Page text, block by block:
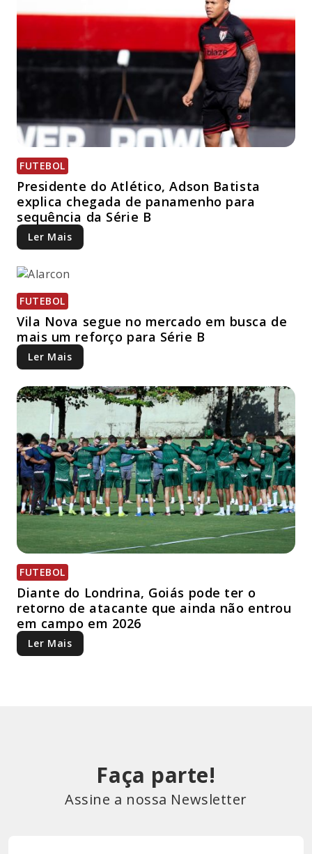
FUTEBOL
Presidente do Atlético, Adson Batista
explica chegada de panamenho para
sequência da Série B
Ler Mais
FUTEBOL
Vila Nova segue no mercado em busca de
mais um reforço para Série B
Ler Mais
FUTEBOL
Diante do Londrina, Goiás pode ter o
retorno de atacante que ainda não entrou
em campo em 2026
Ler Mais
Faça parte!
Assine a nossa Newsletter